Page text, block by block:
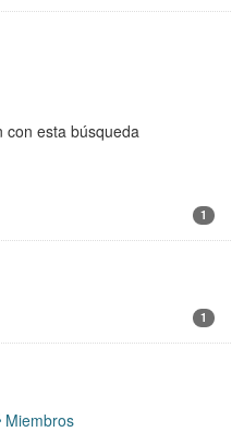
con esta búsqueda
1
1
Miembros